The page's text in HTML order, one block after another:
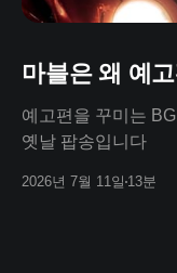
마블은 왜 예
예고편을 꾸미는
옛날 팝송입니다
2026년 7월 11일 13분